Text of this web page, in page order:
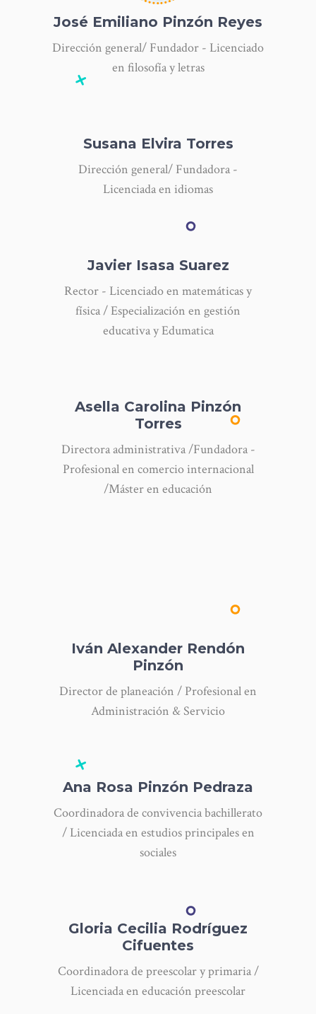
José Emiliano Pinzón Reyes
Dirección general/ Fundador - Licenciado
en filosofía y letras
Susana Elvira Torres
Dirección general/ Fundadora -
Licenciada en idiomas
Javier Isasa Suarez
Rector - Licenciado en matemáticas y
física / Especialización en gestión
educativa y Edumatica
Asella Carolina Pinzón
Torres
Directora administrativa /Fundadora -
Profesional en comercio internacional
/Máster en educación
Iván Alexander Rendón
Pinzón
Director de planeación / Profesional en
Administración & Servicio
Ana Rosa Pinzón Pedraza
Coordinadora de convivencia bachillerato
/ Licenciada en estudios principales en
sociales
Gloria Cecilia Rodríguez
Cifuentes
Coordinadora de preescolar y primaria /
Licenciada en educación preescolar